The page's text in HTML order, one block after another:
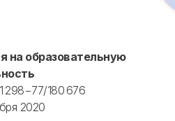
на образовательную
180 676
2020